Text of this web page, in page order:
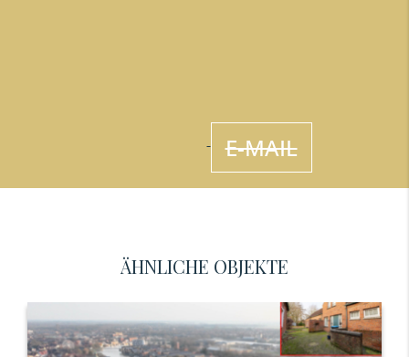
E-MAIL
ÄHNLICHE OBJEKTE